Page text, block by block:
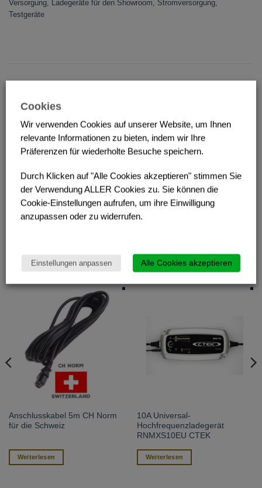
Versorgung, Ladegeräte für den Showroom, Stromversorgung,
Testgeräte
Zusätzliche Information
Fahrwagen
GYSFLASH XL
Download Broschüre
ÄHNLICHE PRODUKTE
Anschlusskabel 5m CH Norm
für die Schweiz
Weiterlesen
10A Universal-
Hochfrequenzladegerät
RNMXS10EU CTEK
Weiterlesen
Cookies
Wir verwenden Cookies auf unserer Website, um Ihnen
relevante Informationen zu bieten, indem wir Ihre
Präferenzen für wiederholte Besuche speichern.
Durch Klicken auf "Alle Cookies akzeptieren" stimmen Sie
der Verwendung ALLER Cookies zu. Sie können die
Cookie-Einstellungen aufrufen, um ihre Einwilligung
anzupassen oder zu widerrufen.
Einstellungen anpassen Alle Cookies akzeptieren